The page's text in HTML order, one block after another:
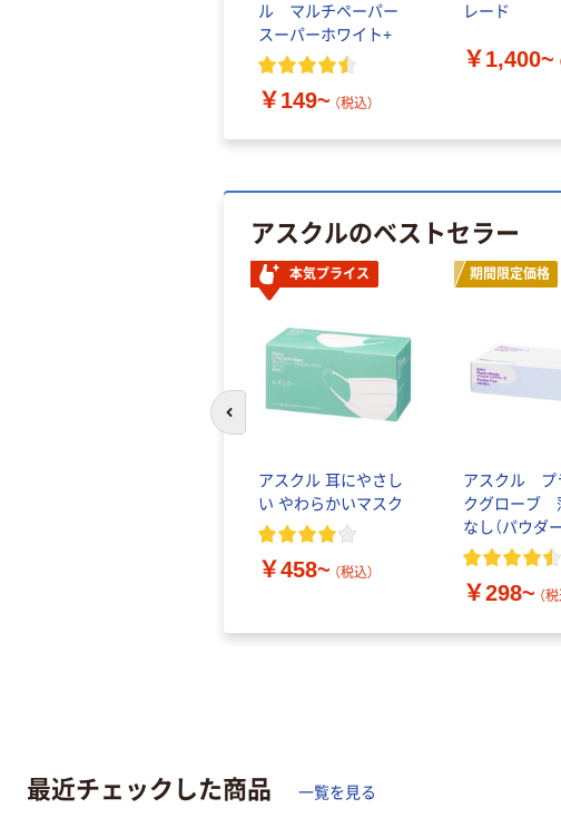
ル マルチペーパー
スーパーホワイト+
￥149~ （税込）
レード
￥1,400~
アスクルのベストセラー
本気プライス
アスクル 耳にやさし
い やわらかいマスク
￥458~ （税込）
期間限定価格
アスクル プ
クグローブ
なし（パウダ
￥298~ （
最近チェックした商品 一覧を見る